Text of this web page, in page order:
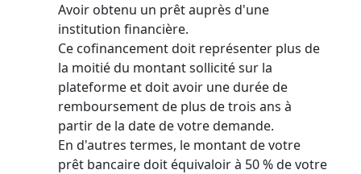
Avoir obtenu un prêt auprès d'une
institution financière.
Ce cofinancement doit représenter plus de
la moitié du montant sollicité sur la
plateforme et doit avoir une durée de
remboursement de plus de trois ans à
partir de la date de votre demande.
En d'autres termes, le montant de votre
prêt bancaire doit équivaloir à 50 % de votre